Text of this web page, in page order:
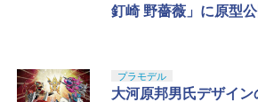
釘崎 野薔薇」に原型
プラモデル
大河原邦男氏デザイ